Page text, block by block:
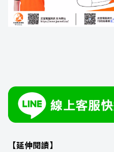
【延伸閱讀】